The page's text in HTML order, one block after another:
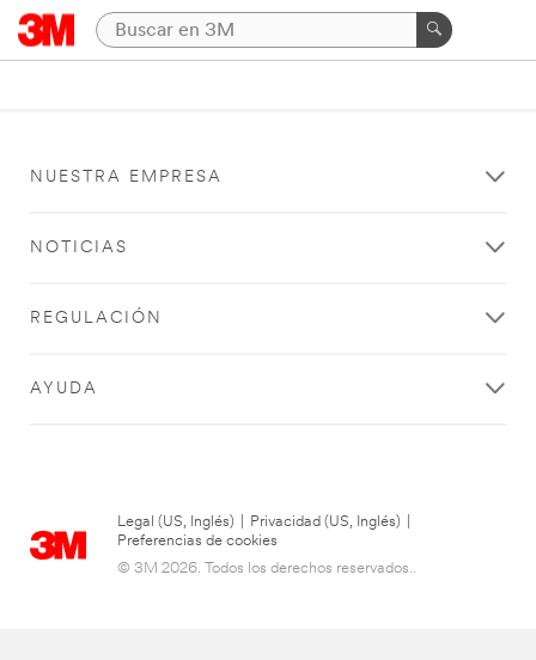
NUESTRA EMPRESA
NOTICIAS
REGULACIÓN
AYUDA
Legal (US, Inglés) Privacidad (US, Inglés)
Preferencias de cookies
© 3M 2026. Todos los derechos reservados..